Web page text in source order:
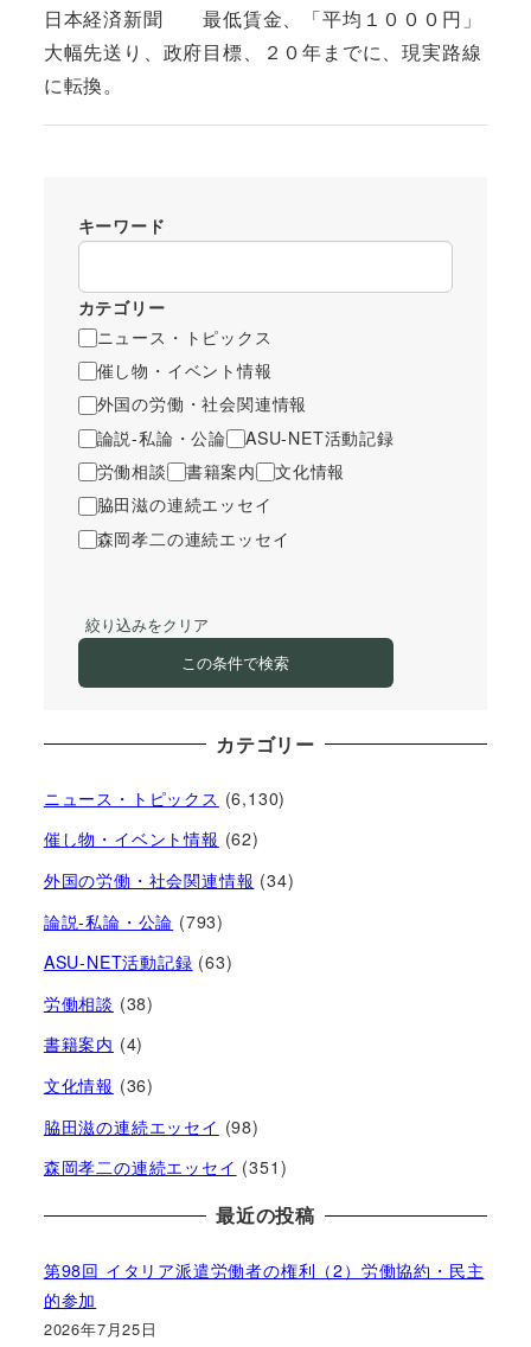
日本経済新聞 最低賃金、「平均１０００円」
大幅先送り、政府目標、２０年までに、現実路線
に転換。
キーワード
カテゴリー
ニュース・トピックス
催し物・イベント情報
外国の労働・社会関連情報
論説-私論・公論
ASU-NET活動記録
労働相談
書籍案内
文化情報
脇田滋の連続エッセイ
森岡孝二の連続エッセイ
絞り込みをクリア
この条件で検索
カテゴリー
ニュース・トピックス (6,130)
催し物・イベント情報 (62)
外国の労働・社会関連情報 (34)
論説-私論・公論 (793)
ASU-NET活動記録 (63)
労働相談 (38)
書籍案内 (4)
文化情報 (36)
脇田滋の連続エッセイ (98)
森岡孝二の連続エッセイ (351)
最近の投稿
第98回 イタリア派遣労働者の権利（2）労働協約・民主
的参加
2026年7月25日